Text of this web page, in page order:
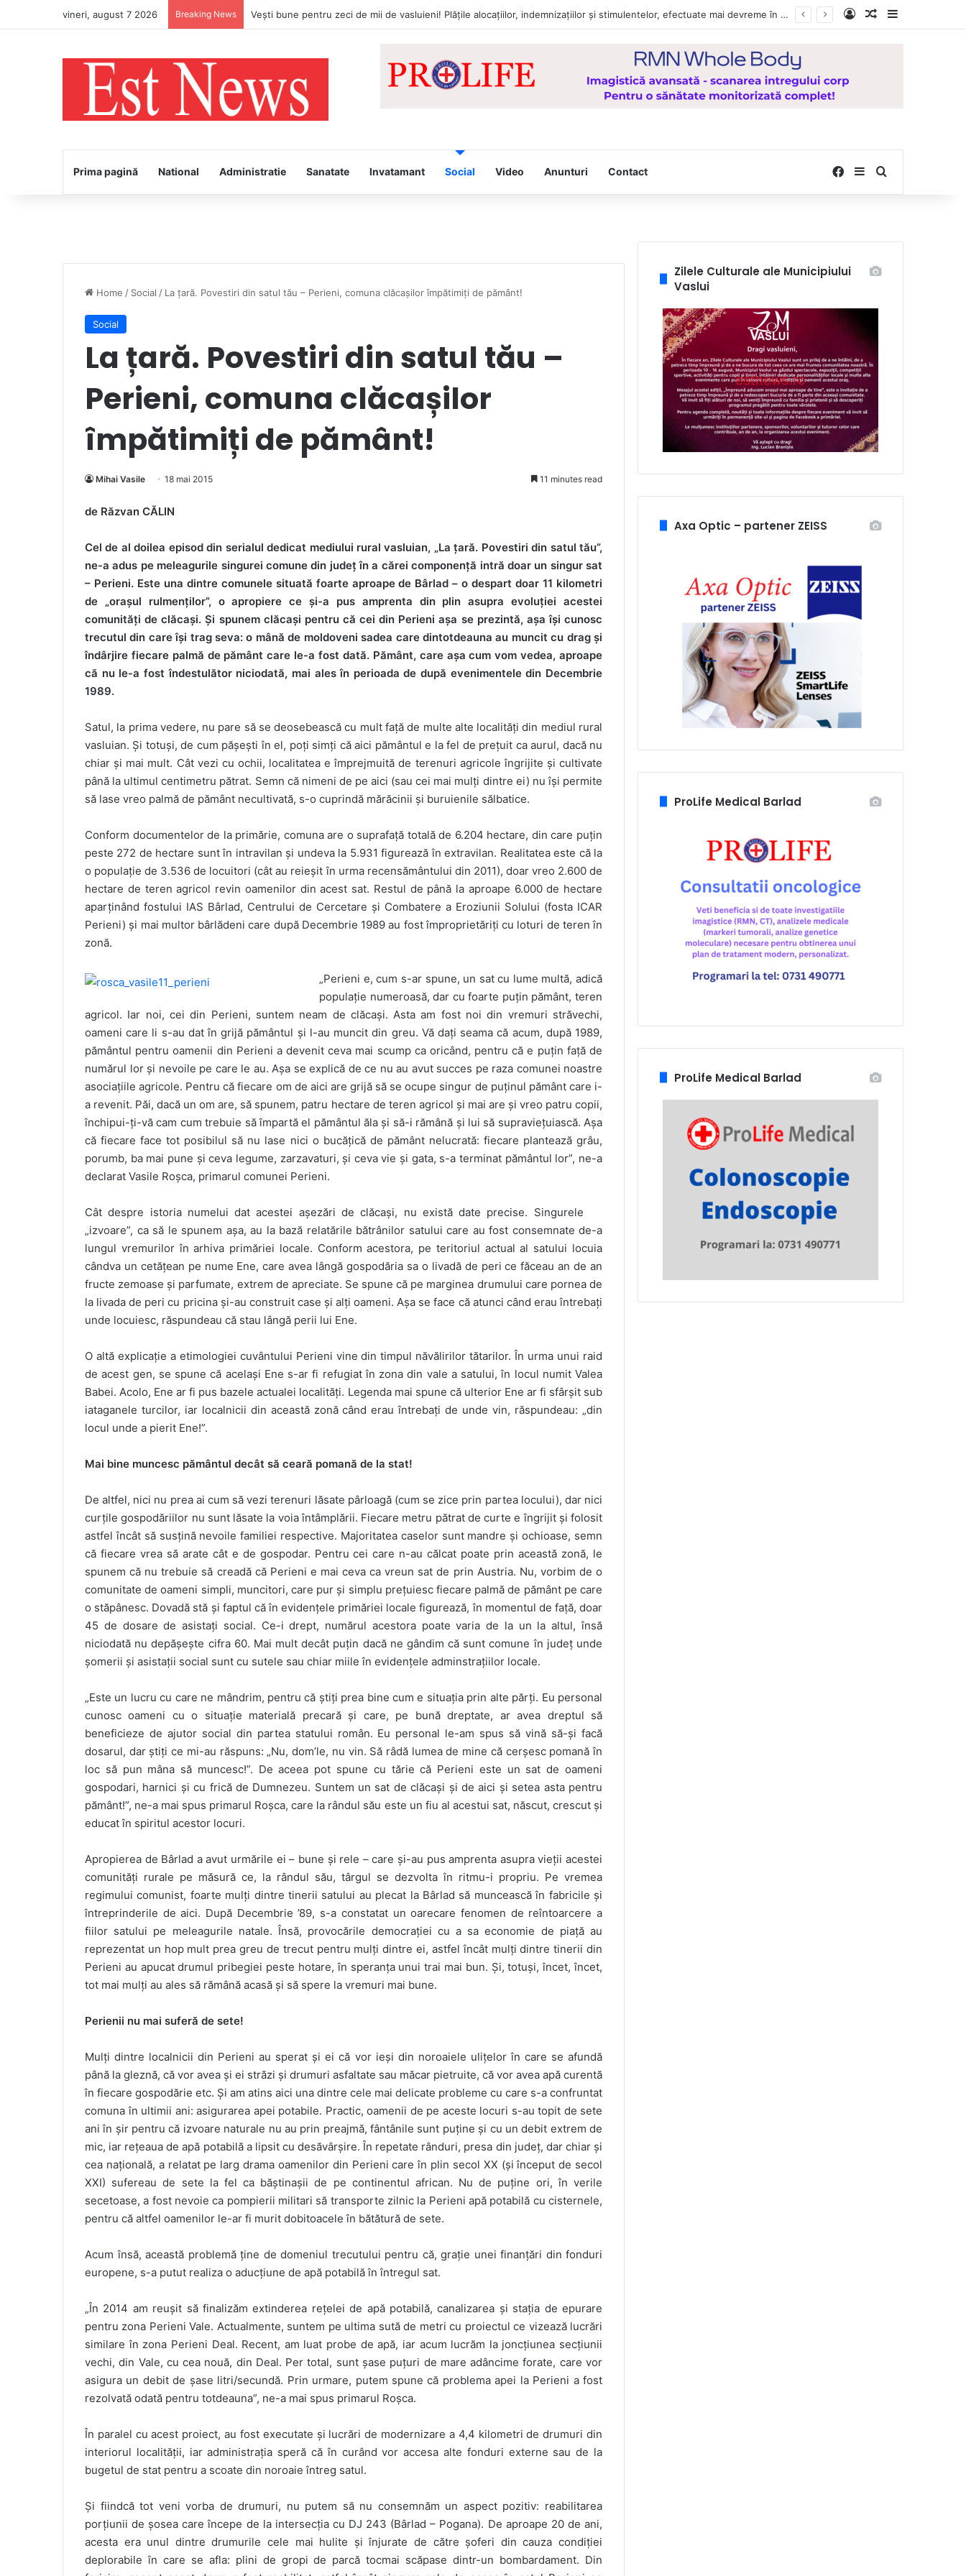
vineri, august 7 2026 Breaking News Vești bune pentru zeci de mii de vasluieni! Plățile alocațiilor, indemnizațiilor și stimulentelor, efectuate mai devreme în luna august 2026 Log InRandom Article
Prima pagină National Administratie Sanatate Invatamant Social Video Anunturi Contact Facebook
SidebarSearch for
Home / Social / La țară. Povestiri din satul tău – Perieni, comuna clăcașilor împătimiți de pământ!
Social
La țară. Povestiri din satul tău –
Perieni, comuna clăcașilor
împătimiți de pământ!
Mihai Vasile 18 mai 2015 11 minutes read
de Răzvan CĂLIN
Cel de al doilea episod din serialul dedicat mediului rural vasluian, „La țară. Povestiri din satul tău”,
ne-a adus pe meleagurile singurei comune din județ în a cărei componență intră doar un singur sat
– Perieni. Este una dintre comunele situată foarte aproape de Bârlad – o despart doar 11 kilometri
de „orașul rulmenților”, o apropiere ce și-a pus amprenta din plin asupra evoluției acestei
comunități de clăcași. Și spunem clăcași pentru că cei din Perieni așa se prezintă, așa își cunosc
trecutul din care își trag seva: o mână de moldoveni sadea care dintotdeauna au muncit cu drag și
îndârjire fiecare palmă de pământ care le-a fost dată. Pământ, care așa cum vom vedea, aproape
că nu le-a fost îndestulător niciodată, mai ales în perioada de după evenimentele din Decembrie
1989.
Satul, la prima vedere, nu pare să se deosebească cu mult față de multe alte localități din mediul rural
vasluian. Și totuși, de cum pășești în el, poți simți că aici pământul e la fel de prețuit ca aurul, dacă nu
chiar și mai mult. Cât vezi cu ochii, localitatea e împrejmuită de terenuri agricole îngrijite și cultivate
până la ultimul centimetru pătrat. Semn că nimeni de pe aici (sau cei mai mulți dintre ei) nu își permite
să lase vreo palmă de pământ necultivată, s-o cuprindă mărăcinii și buruienile sălbatice.
Conform documentelor de la primărie, comuna are o suprafață totală de 6.204 hectare, din care puțin
peste 272 de hectare sunt în intravilan și undeva la 5.931 figurează în extravilan. Realitatea este că la
o populație de 3.536 de locuitori (cât au reieșit în urma recensământului din 2011), doar vreo 2.600 de
hectare de teren agricol revin oamenilor din acest sat. Restul de până la aproape 6.000 de hectare
aparținând fostului IAS Bârlad, Centrului de Cercetare și Combatere a Eroziunii Solului (fosta ICAR
Perieni) și mai multor bârlădeni care după Decembrie 1989 au fost împroprietăriți cu loturi de teren în
zonă.
„Perieni e, cum s-ar spune, un sat cu lume multă, adică
populație numeroasă, dar cu foarte puțin pământ, teren
agricol. Iar noi, cei din Perieni, suntem neam de clăcași. Asta am fost noi din vremuri străvechi,
oameni care li s-au dat în grijă pământul și l-au muncit din greu. Vă dați seama că acum, după 1989,
pământul pentru oamenii din Perieni a devenit ceva mai scump ca oricând, pentru că e puțin față de
numărul lor și nevoile pe care le au. Așa se explică de ce nu au avut succes pe raza comunei noastre
asociațiile agricole. Pentru că fiecare om de aici are grijă să se ocupe singur de puținul pământ care i-
a revenit. Păi, dacă un om are, să spunem, patru hectare de teren agricol și mai are și vreo patru copii,
închipui-ți-vă cam cum trebuie să împartă el pământul ăla și să-i rămână și lui să supraviețuiască. Așa
că fiecare face tot posibilul să nu lase nici o bucățică de pământ nelucrată: fiecare plantează grâu,
porumb, ba mai pune și ceva legume, zarzavaturi, și ceva vie și gata, s-a terminat pământul lor”, ne-a
declarat Vasile Roșca, primarul comunei Perieni.
Cât despre istoria numelui dat acestei așezări de clăcași, nu există date precise. Singurele
„izvoare”, ca să le spunem așa, au la bază relatările bătrânilor satului care au fost consemnate de-a
lungul vremurilor în arhiva primăriei locale. Conform acestora, pe teritoriul actual al satului locuia
cândva un cetățean pe nume Ene, care avea lângă gospodăria sa o livadă de peri ce făceau an de an
fructe zemoase și parfumate, extrem de apreciate. Se spune că pe marginea drumului care pornea de
la livada de peri cu pricina și-au construit case și alți oameni. Așa se face că atunci când erau întrebați
unde locuiesc, răspundeau că stau lângă perii lui Ene.
O altă explicație a etimologiei cuvântului Perieni vine din timpul năvălirilor tătarilor. În urma unui raid
de acest gen, se spune că același Ene s-ar fi refugiat în zona din vale a satului, în locul numit Valea
Babei. Acolo, Ene ar fi pus bazele actualei localități. Legenda mai spune că ulterior Ene ar fi sfârșit sub
iataganele turcilor, iar localnicii din această zonă când erau întrebați de unde vin, răspundeau: „din
locul unde a pierit Ene!”.
Mai bine muncesc pământul decât să ceară pomană de la stat!
De altfel, nici nu prea ai cum să vezi terenuri lăsate pârloagă (cum se zice prin partea locului), dar nici
curțile gospodăriilor nu sunt lăsate la voia întâmplării. Fiecare metru pătrat de curte e îngrijit și folosit
astfel încât să susțină nevoile familiei respective. Majoritatea caselor sunt mandre și ochioase, semn
că fiecare vrea să arate cât e de gospodar. Pentru cei care n-au călcat poate prin această zonă, le
spunem că nu trebuie să creadă că Perieni e mai ceva ca vreun sat de prin Austria. Nu, vorbim de o
comunitate de oameni simpli, muncitori, care pur și simplu prețuiesc fiecare palmă de pământ pe care
o stăpânesc. Dovadă stă și faptul că în evidențele primăriei locale figurează, în momentul de față, doar
45 de dosare de asistați social. Ce-i drept, numărul acestora poate varia de la un la altul, însă
niciodată nu depășește cifra 60. Mai mult decât puțin dacă ne gândim că sunt comune în județ unde
șomerii și asistații social sunt cu sutele sau chiar miile în evidențele adminstrațiilor locale.
„Este un lucru cu care ne mândrim, pentru că știți prea bine cum e situația prin alte părți. Eu personal
cunosc oameni cu o situație materială precară și care, pe bună dreptate, ar avea dreptul să
beneficieze de ajutor social din partea statului român. Eu personal le-am spus să vină să-și facă
dosarul, dar știți ce mi-au răspuns: „Nu, dom’le, nu vin. Să râdă lumea de mine că cerșesc pomană în
loc să pun mâna să muncesc!”. De aceea pot spune cu tărie că Perieni este un sat de oameni
gospodari, harnici și cu frică de Dumnezeu. Suntem un sat de clăcași și de aici și setea asta pentru
pământ!”, ne-a mai spus primarul Roșca, care la rândul său este un fiu al acestui sat, născut, crescut și
educat în spiritul acestor locuri.
Apropierea de Bârlad a avut urmările ei – bune și rele – care și-au pus amprenta asupra vieții acestei
comunități rurale pe măsură ce, la rândul său, târgul se dezvolta în ritmu-i propriu. Pe vremea
regimului comunist, foarte mulți dintre tinerii satului au plecat la Bârlad să muncească în fabricile și
întreprinderile de aici. După Decembrie ’89, s-a constatat un oarecare fenomen de reîntoarcere a
fiilor satului pe meleagurile natale. Însă, provocările democrației cu a sa economie de piață au
reprezentat un hop mult prea greu de trecut pentru mulți dintre ei, astfel încât mulți dintre tinerii din
Perieni au apucat drumul pribegiei peste hotare, în speranța unui trai mai bun. Și, totuși, încet, încet,
tot mai mulți au ales să rămână acasă și să spere la vremuri mai bune.
Perienii nu mai suferă de sete!
Mulți dintre localnicii din Perieni au sperat și ei că vor ieși din noroaiele ulițelor în care se afundă
până la gleznă, că vor avea și ei străzi și drumuri asfaltate sau măcar pietruite, că vor avea apă curentă
în fiecare gospodărie etc. Și am atins aici una dintre cele mai delicate probleme cu care s-a confruntat
comuna în ultimii ani: asigurarea apei potabile. Practic, oamenii de pe aceste locuri s-au topit de sete
ani în șir pentru că izvoare naturale nu au prin preajmă, fântânile sunt puține și cu un debit extrem de
mic, iar rețeaua de apă potabilă a lipsit cu desăvârșire. În repetate rânduri, presa din județ, dar chiar și
cea națională, a relatat pe larg drama oamenilor din Perieni care în plin secol XX (și început de secol
XXI) sufereau de sete la fel ca băștinașii de pe continentul african. Nu de puține ori, în verile
secetoase, a fost nevoie ca pompierii militari să transporte zilnic la Perieni apă potabilă cu cisternele,
pentru că altfel oamenilor le-ar fi murit dobitoacele în bătătură de sete.
Acum însă, această problemă ține de domeniul trecutului pentru că, grație unei finanțări din fonduri
europene, s-a putut realiza o aducțiune de apă potabilă în întregul sat.
„În 2014 am reușit să finalizăm extinderea rețelei de apă potabilă, canalizarea și stația de epurare
pentru zona Perieni Vale. Actualmente, suntem pe ultima sută de metri cu proiectul ce vizează lucrări
similare în zona Perieni Deal. Recent, am luat probe de apă, iar acum lucrăm la joncțiunea secțiunii
vechi, din Vale, cu cea nouă, din Deal. Per total, sunt șase puțuri de mare adâncime forate, care vor
asigura un debit de șase litri/secundă. Prin urmare, putem spune că problema apei la Perieni a fost
rezolvată odată pentru totdeauna”, ne-a mai spus primarul Roșca.
În paralel cu acest proiect, au fost executate și lucrări de modernizare a 4,4 kilometri de drumuri din
interiorul localității, iar administrația speră că în curând vor accesa alte fonduri externe sau de la
bugetul de stat pentru a scoate din noroaie întreg satul.
Și fiindcă tot veni vorba de drumuri, nu putem să nu consemnăm un aspect pozitiv: reabilitarea
porțiunii de șosea care începe de la intersecția cu DJ 243 (Bârlad – Pogana). De aproape 20 de ani,
acesta era unul dintre drumurile cele mai hulite și înjurate de către șoferi din cauza condiției
deplorabile în care se afla: plini de gropi de parcă tocmai scăpase dintr-un bombardament. Din
Zilele Culturale ale Municipiului
Vaslui
Axa Optic – partener ZEISS
ProLife Medical Barlad
ProLife Medical Barlad